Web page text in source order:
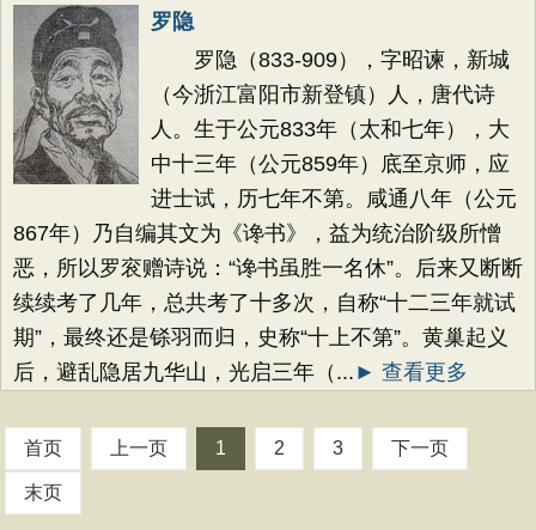
罗隐
罗隐（833-909），字昭谏，新城
（今浙江富阳市新登镇）人，唐代诗
人。生于公元833年（太和七年），大
中十三年（公元859年）底至京师，应
进士试，历七年不第。咸通八年（公元
867年）乃自编其文为《谗书》，益为统治阶级所憎
恶，所以罗衮赠诗说：“谗书虽胜一名休”。后来又断断
续续考了几年，总共考了十多次，自称“十二三年就试
期”，最终还是铩羽而归，史称“十上不第”。黄巢起义
后，避乱隐居九华山，光启三年（... ► 查看更多
首页 上一页 1 2 3 下一页
末页